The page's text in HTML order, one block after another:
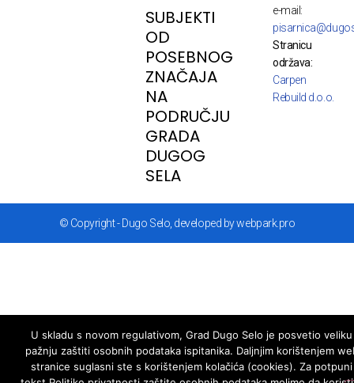
SUBJEKTI
OD
POSEBNOG
ZNAČAJA
NA
PODRUČJU
GRADA
DUGOG
SELA
e-mail:
Stranicu
održava:
Carpen
Rebuild d.o.o.
© Copyright - Dugo Selo, developed by webpark.pro
U skladu s novom regulativom, Grad Dugo Selo je posvetio veliku
pažnju zaštiti osobnih podataka ispitanika. Daljnjim korištenjem
stranice suglasni ste s korištenjem kolačića (cookies). Za potpuni